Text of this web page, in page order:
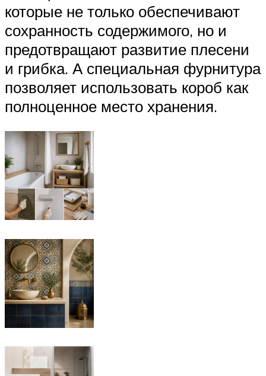
которые не только обеспечивают
сохранность содержимого, но и
предотвращают развитие плесени
и грибка. А специальная фурнитура
позволяет использовать короб как
полноценное место хранения.